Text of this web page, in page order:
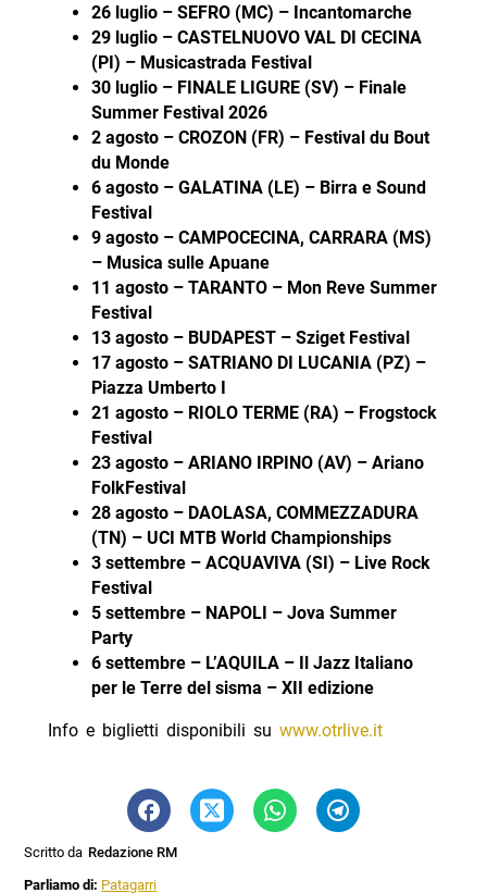
26 luglio – SEFRO (MC) – Incantomarche
29 luglio – CASTELNUOVO VAL DI CECINA
(PI) – Musicastrada Festival
30 luglio – FINALE LIGURE (SV) – Finale
Summer Festival 2026
2 agosto – CROZON (FR) – Festival du Bout
du Monde
6 agosto – GALATINA (LE) – Birra e Sound
Festival
9 agosto – CAMPOCECINA, CARRARA (MS)
– Musica sulle Apuane
11 agosto – TARANTO – Mon Reve Summer
Festival
13 agosto – BUDAPEST – Sziget Festival
17 agosto – SATRIANO DI LUCANIA (PZ) –
Piazza Umberto I
21 agosto – RIOLO TERME (RA) – Frogstock
Festival
23 agosto – ARIANO IRPINO (AV) – Ariano
FolkFestival
28 agosto – DAOLASA, COMMEZZADURA
(TN) – UCI MTB World Championships
3 settembre – ACQUAVIVA (SI) – Live Rock
Festival
5 settembre – NAPOLI – Jova Summer
Party
6 settembre – L’AQUILA – Il Jazz Italiano
per le Terre del sisma – XII edizione
Info e biglietti disponibili su www.otrlive.it
Scritto da Redazione RM
Parliamo di: Patagarri